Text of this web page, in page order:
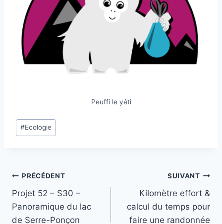
Peuffi le yéti
Étiquettes
de
#Ecologie
Navigation
de
PRÉCÉDENT
Projet 52 – S30 –
Panoramique du lac
de Serre-Ponçon
SUIVANT
Kilomètre effort &
calcul du temps pour
faire une randonnée